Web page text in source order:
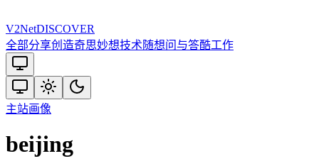
V2NetDISCOVER
全部分享创造奇思妙想技术随想问与答酷工作
主站画像
beijing